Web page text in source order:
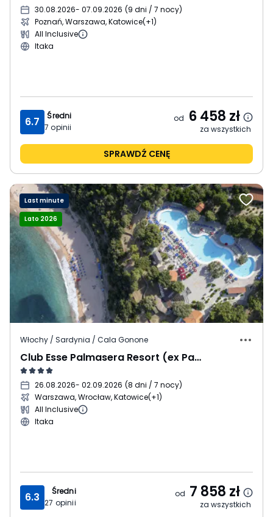
30.08.2026- 07.09.2026 (9 dni / 7 nocy)
Poznań, Warszawa, Katowice(+1)
All Inclusive
Itaka
6.7
Średni
7 opinii
od 6 458 zł
za wszystkich
SPRAWDŹ CENĘ
Last minute
Lato 2026
Włochy / Sardynia / Cala Gonone
Club Esse Palmasera Resort (ex Palmasera Village Resort)
26.08.2026- 02.09.2026 (8 dni / 7 nocy)
Warszawa, Wrocław, Katowice(+1)
All Inclusive
Itaka
6.3
Średni
27 opinii
od 7 858 zł
za wszystkich